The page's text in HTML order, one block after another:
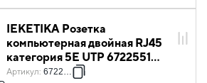
IEKETIKA Розетка
компьютерная двойная RJ45
категория 5Е UTP 6722551
белый IEK
Артикул: 6722551